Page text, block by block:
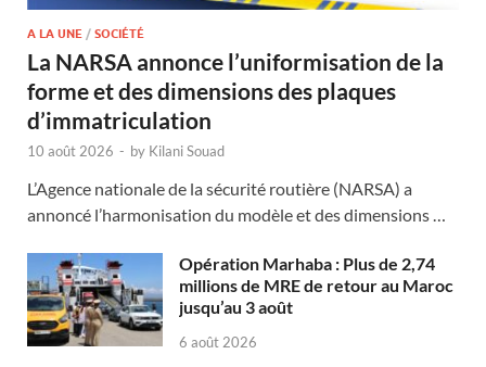
A LA UNE / SOCIÉTÉ
La NARSA annonce l’uniformisation de la
forme et des dimensions des plaques
d’immatriculation
10 août 2026 - by Kilani Souad
L’Agence nationale de la sécurité routière (NARSA) a
annoncé l’harmonisation du modèle et des dimensions …
Opération Marhaba : Plus de 2,74
millions de MRE de retour au Maroc
jusqu’au 3 août
6 août 2026